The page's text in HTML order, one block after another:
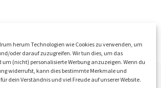
herum Technologien wie Cookies zu verwenden, um
oder darauf zuzugreifen. Wir tun dies, um das
um (nicht) personalisierte Werbung anzuzeigen. Wenn du
widerrufst, kann dies bestimmte Merkmale und
dein Verständnis und viel Freude auf unserer Website.